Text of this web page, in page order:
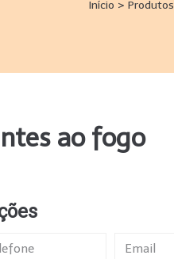
Início > Produtos
ao fogo